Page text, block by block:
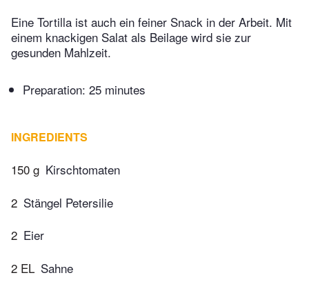
Eine Tortilla ist auch ein feiner Snack in der Arbeit. Mit
einem knackigen Salat als Beilage wird sie zur
gesunden Mahlzeit.
Preparation: 25 minutes
INGREDIENTS
150 g Kirschtomaten
2 Stängel Petersilie
2 Eier
2 EL Sahne